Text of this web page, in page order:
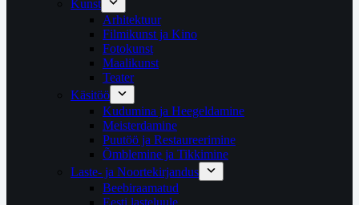
Kunst
Arhitektuur
Filmikunst ja Kino
Fotokunst
Maalikunst
Teater
Käsitöö
Kudumina ja Heegeldamine
Meisterdamine
Puutöö ja Restaureerimine
Õmblemine ja Tikkimine
Laste- ja Noortekirjandus
Beebiraamatud
Eesti lasteluule